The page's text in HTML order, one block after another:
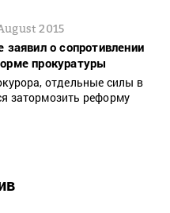
2015
заявил о сопротивлении
прокуратуры
отдельные силы в
затормозить реформу